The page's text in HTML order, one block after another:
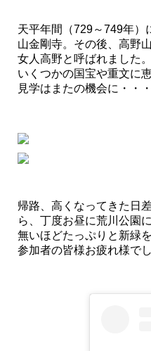
天平年間（729～749年）
山金剛寺。その後、高野
女人高野と呼ばれました。
いくつかの国宝や重文に
見学はまたの機会に・・・
帰路、高くなってきた日
ら、丁度お昼に荒川公園
無いほどたっぷりと新緑
参加者の皆様お疲れ様でし